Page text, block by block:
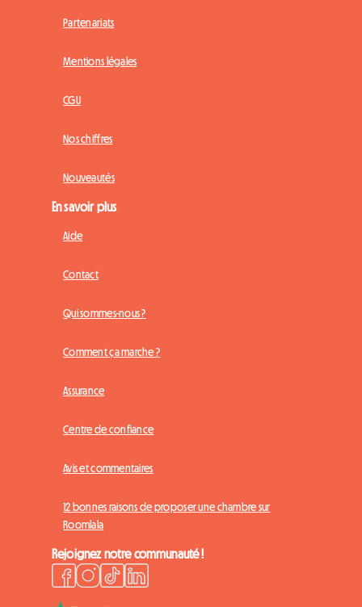
Partenariats
Mentions légales
CGU
Nos chiffres
Nouveautés
En savoir plus
Aide
Contact
Qui sommes-nous ?
Comment ça marche ?
Assurance
Centre de confiance
Avis et commentaires
12 bonnes raisons de proposer une chambre sur
Roomlala
Rejoignez notre communauté !